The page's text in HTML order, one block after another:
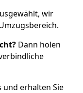
wir
Dann holen
und erhalten Sie